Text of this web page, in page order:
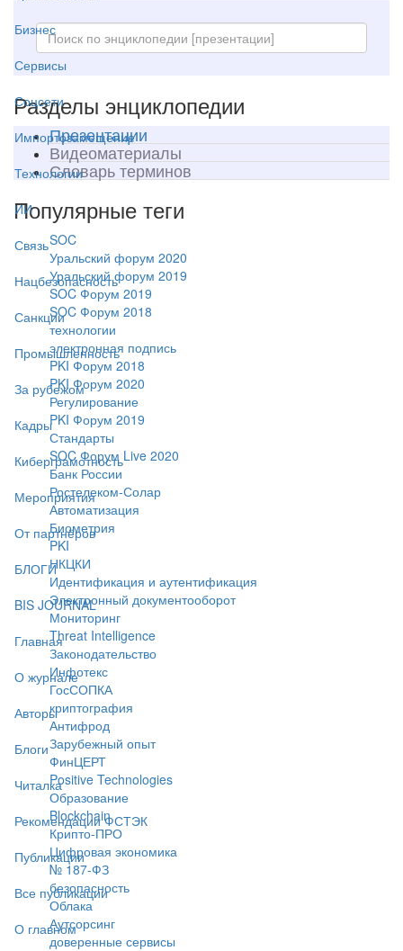
Бизнес
Сервисы
Соцсети
Импортозамещение
Технологии
ИИ
Связь
Нацбезопасность
Санкции
Промышленность
За рубежом
Кадры
Киберграмотность
Мероприятия
От партнёров
БЛОГИ
BIS JOURNAL
Главная
О журнале
Авторы
Блоги
Читалка
Рекомендации ФСТЭК
Публикации
Все публикации
О главном
Разделы энциклопедии
Презентации
Видеоматериалы
Словарь терминов
Популярные теги
SOC
Уральский форум 2020
Уральский форум 2019
SOC Форум 2019
SOC Форум 2018
технологии
электронная подпись
PKI Форум 2018
PKI Форум 2020
Регулирование
PKI Форум 2019
Стандарты
SOC Форум Live 2020
Банк России
Ростелеком-Солар
Автоматизация
Биометрия
PKI
НКЦКИ
Идентификация и аутентификация
Электронный документооборот
Мониторинг
Threat Intelligence
Законодательство
Инфотекс
ГосСОПКА
криптография
Антифрод
Зарубежный опыт
ФинЦЕРТ
Positive Technologies
Образование
Blockchain
Крипто-ПРО
Цифровая экономика
№ 187-ФЗ
безопасность
Облака
Аутсорсинг
доверенные сервисы